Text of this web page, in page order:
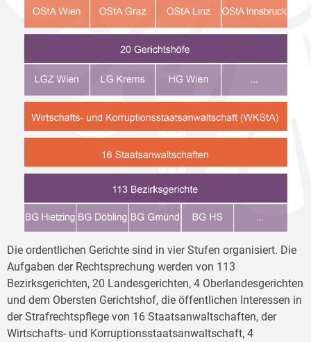
Die ordentlichen Gerichte sind in vier Stufen organisiert. Die
Aufgaben der Rechtsprechung werden von 113
Bezirksgerichten, 20 Landesgerichten, 4 Oberlandesgerichten
und dem Obersten Gerichtshof, die öffentlichen Interessen in
der Strafrechtspflege von 16 Staatsanwaltschaften, der
Wirtschafts- und Korruptionsstaatsanwaltschaft, 4